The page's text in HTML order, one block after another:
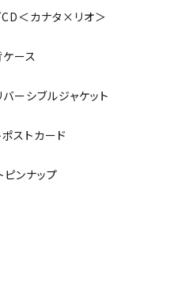
CD＜カナタ×リオ＞
ース
ーシブルジャケット
ポストカード
ピンナップ